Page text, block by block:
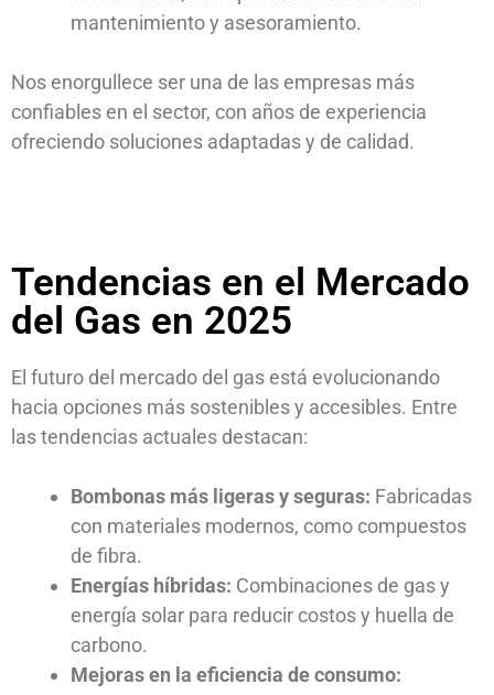
mantenimiento y asesoramiento.
Nos enorgullece ser una de las empresas más
confiables en el sector, con años de experiencia
ofreciendo soluciones adaptadas y de calidad.
Tendencias en el Mercado
del Gas en 2025
El futuro del mercado del gas está evolucionando
hacia opciones más sostenibles y accesibles. Entre
las tendencias actuales destacan:
Bombonas más ligeras y seguras: Fabricadas
con materiales modernos, como compuestos
de fibra.
Energías híbridas: Combinaciones de gas y
energía solar para reducir costos y huella de
carbono.
Mejoras en la eficiencia de consumo: